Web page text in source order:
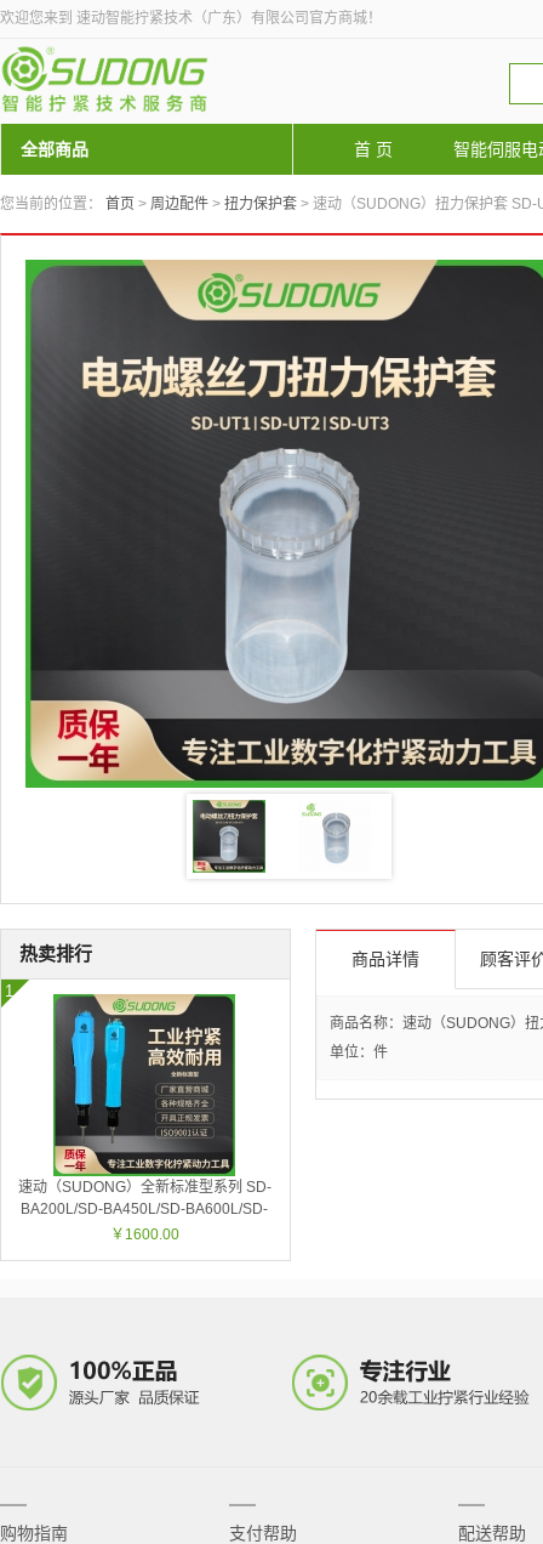
欢迎您来到 速动智能拧紧技术（广东）有限公司官方商城！
全部商品 首 页 智能伺服电
您当前的位置： 首页 > 周边配件 > 扭力保护套 > 速动（SUDONG）扭力保护套
商品详情 顾客评
商品名称：速动（SUDONG）
单位：件
热卖排行
速动（SUDONG）全新标准型系列 SD-
BA200L/SD-BA450L/SD-BA600L/SD-
BA450P/SD-BA700P
￥1600.00
购物指南 支付帮助 配送帮助